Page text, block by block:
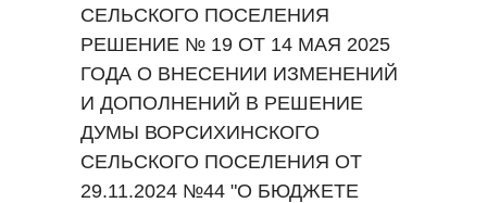
СЕЛЬСКОГО ПОСЕЛЕНИЯ
РЕШЕНИЕ № 19 ОТ 14 МАЯ 2025
ГОДА О ВНЕСЕНИИ ИЗМЕНЕНИЙ
И ДОПОЛНЕНИЙ В РЕШЕНИЕ
ДУМЫ ВОРСИХИНСКОГО
СЕЛЬСКОГО ПОСЕЛЕНИЯ ОТ
29.11.2024 №44 "О БЮДЖЕТЕ